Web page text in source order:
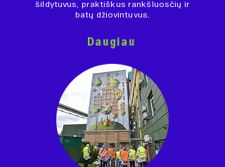
šildytuvus, praktiškus rankšluosčių ir
batų džiovintuvus.
Daugiau